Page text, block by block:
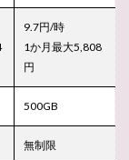
9.7円/時
1か月最大5,808
円
500GB
無制限